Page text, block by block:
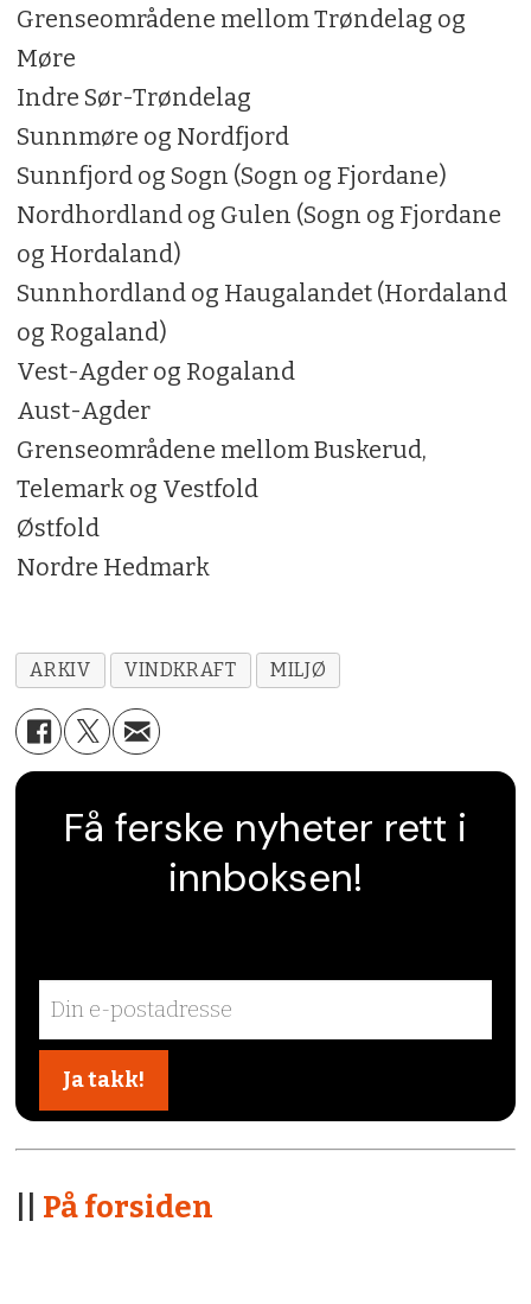
Grenseområdene mellom Trøndelag og
Møre
Indre Sør-Trøndelag
Sunnmøre og Nordfjord
Sunnfjord og Sogn (Sogn og Fjordane)
Nordhordland og Gulen (Sogn og Fjordane
og Hordaland)
Sunnhordland og Haugalandet (Hordaland
og Rogaland)
Vest-Agder og Rogaland
Aust-Agder
Grenseområdene mellom Buskerud,
Telemark og Vestfold
Østfold
Nordre Hedmark
ARKIV VINDKRAFT MILJØ
Få ferske nyheter rett i
innboksen!
På forsiden